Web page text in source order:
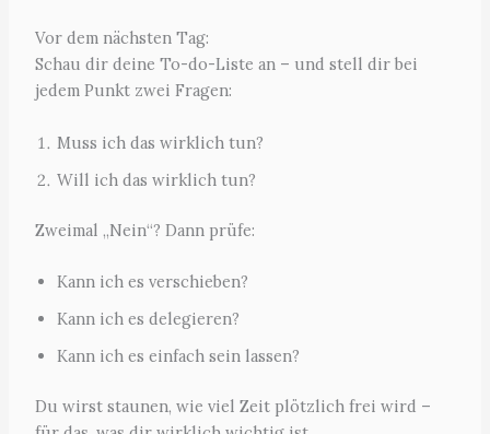
Vor dem nächsten Tag:
Schau dir deine To-do-Liste an – und stell dir bei
jedem Punkt zwei Fragen:
Muss ich das wirklich tun?
Will ich das wirklich tun?
Zweimal „Nein“? Dann prüfe:
Kann ich es verschieben?
Kann ich es delegieren?
Kann ich es einfach sein lassen?
Du wirst staunen, wie viel Zeit plötzlich frei wird –